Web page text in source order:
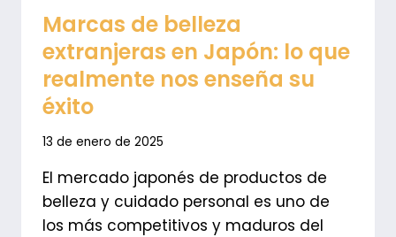
Marcas de belleza
extranjeras en Japón: lo que
realmente nos enseña su
éxito
13 de enero de 2025
El mercado japonés de productos de
belleza y cuidado personal es uno de
los más competitivos y maduros del